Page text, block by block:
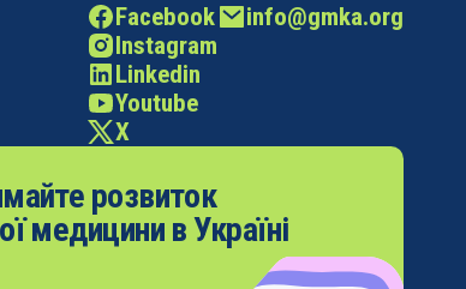
Facebook
Instagram
Linkedin
Youtube
X
info@gmka.org
розвиток
медицини в Україні